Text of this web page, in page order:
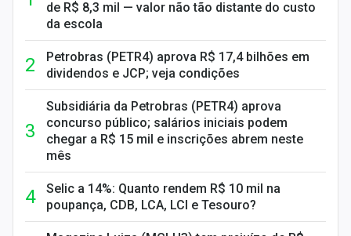
de R$ 8,3 mil — valor não tão distante do custo
da escola
Petrobras (PETR4) aprova R$ 17,4 bilhões em
dividendos e JCP; veja condições
Subsidiária da Petrobras (PETR4) aprova
concurso público; salários iniciais podem
chegar a R$ 15 mil e inscrições abrem neste
mês
Selic a 14%: Quanto rendem R$ 10 mil na
poupança, CDB, LCA, LCI e Tesouro?